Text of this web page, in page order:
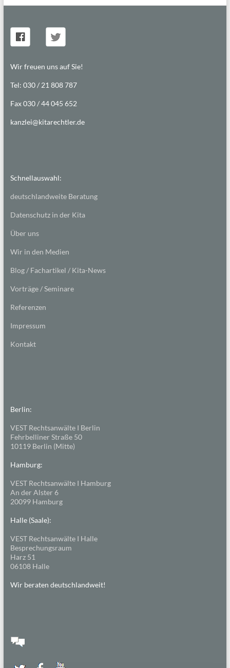
Wir freuen uns auf Sie!
Tel: 030 / 21 808 787
Fax 030 / 44 045 652
kanzlei@kitarechtler.de
Schnellauswahl:
deutschlandweite Beratung
Datenschutz in der Kita
Über uns
Wir in den Medien
Blog / Fachartikel / Kita-News
Vorträge / Seminare
Referenzen
Impressum
Kontakt
Berlin:
VEST Rechtsanwälte I Berlin
Fehrbelliner Straße 50
10119 Berlin (Mitte)
Hamburg:
VEST Rechtsanwälte I Hamburg
An der Alster 6
20099 Hamburg
Halle (Saale):
VEST Rechtsanwälte I Halle
Besprechungsraum
Harz 51
06108 Halle
Wir beraten deutschlandweit!